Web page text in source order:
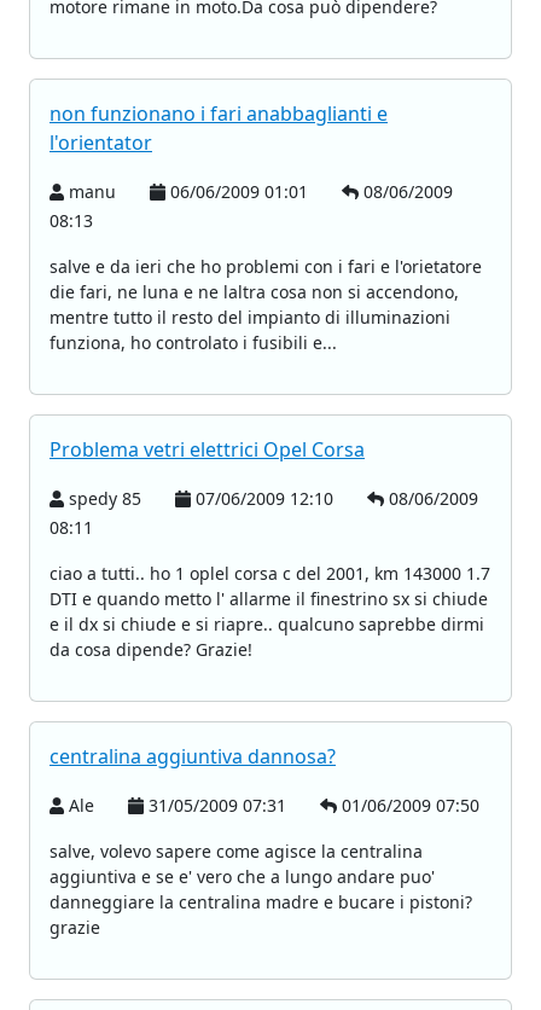
motore rimane in moto.Da cosa può dipendere?
non funzionano i fari anabbaglianti e
l'orientator
manu 06/06/2009 01:01
08/06/2009
08:13
salve e da ieri che ho problemi con i fari e l'orietatore
die fari, ne luna e ne laltra cosa non si accendono,
mentre tutto il resto del impianto di illuminazioni
funziona, ho controlato i fusibili e...
Problema vetri elettrici Opel Corsa
spedy 85 07/06/2009 12:10
08/06/2009
08:11
ciao a tutti.. ho 1 oplel corsa c del 2001, km 143000 1.7
DTI e quando metto l' allarme il finestrino sx si chiude
e il dx si chiude e si riapre.. qualcuno saprebbe dirmi
da cosa dipende? Grazie!
centralina aggiuntiva dannosa?
Ale 31/05/2009 07:31
01/06/2009 07:50
salve, volevo sapere come agisce la centralina
aggiuntiva e se e' vero che a lungo andare puo'
danneggiare la centralina madre e bucare i pistoni?
grazie